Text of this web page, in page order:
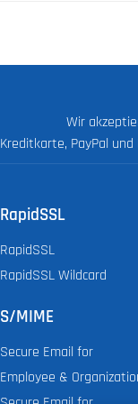
Wir
Kreditkarte, PayPal
RapidSSL
RapidSSL
RapidSSL Wildcard
S/MIME
Secure Email for
Employee &